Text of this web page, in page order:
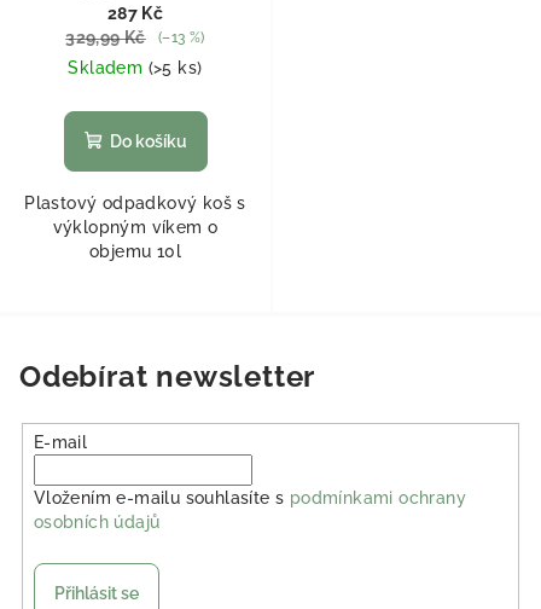
287 Kč
329,99 Kč
(–13 %)
Skladem (>5 ks)
Do košíku
Plastový odpadkový koš s
výklopným víkem o
objemu 10l
Odebírat newsletter
E-mail
Vložením e-mailu souhlasíte s podmínkami ochrany
osobních údajů
Přihlásit se